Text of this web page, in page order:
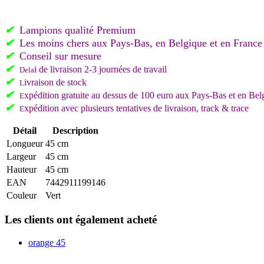
✔ Lampions qualité Premium
✔ Les moins chers aux Pays-Bas, en Belgique et en France
✔ Conseil sur mesure
✔
Delai de livraison 2-3 journées de travail
✔ Livraison de stock
✔ Expédition gratuite au dessus de 100 euro aux Pays-Bas et en
✔ Expédition avec plusieurs tentatives de livraison, track & trace
Détail
Description
Longueur 45 cm
Largeur
45 cm
Hauteur
45 cm
EAN
7442911199146
Couleur
Vert
Les clients ont également acheté
orange 45